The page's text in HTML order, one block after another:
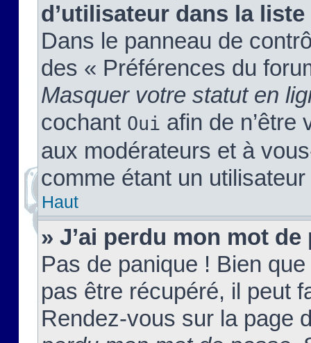
d’utilisateur dans la
Dans le panneau de
des « Préférences du
Masquer votre statut en
cochant Oui afin de n’être
aux modérateurs et à
comme étant un
Haut
» J’ai perdu mon mot de
Pas de panique ! Bien
pas être récupéré, il peut
Rendez-vous sur la page